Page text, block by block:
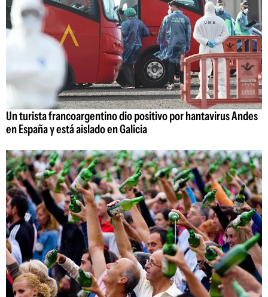
Un turista francoargentino dio positivo por hantavirus Andes
en España y está aislado en Galicia